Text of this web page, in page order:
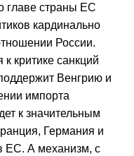
главе страны ЕС
кардинально
России.
критике санкций
Венгрию и
импорта
к значительным
Германия и
ЕС. А механизм, с